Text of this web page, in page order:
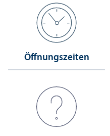
Öffnungs­zeiten